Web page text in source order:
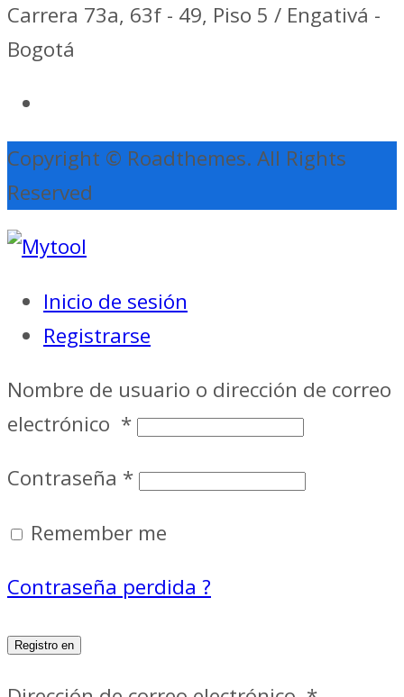
Carrera 73a, 63f - 49, Piso 5 / Engativá -
Bogotá
Copyright © Roadthemes. All Rights
Reserved
Inicio de sesión
Registrarse
Nombre de usuario o dirección de correo
electrónico *
Contraseña *
Remember me
Contraseña perdida ?
Registro en